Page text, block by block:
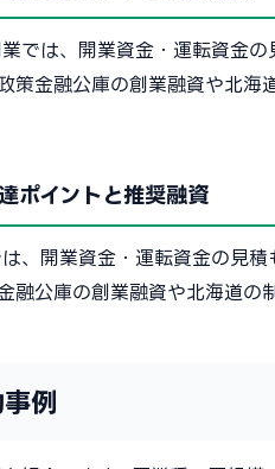
では、開業資金・運転資金
策金融公庫の創業融資や北
ポイントと推奨融資
、開業資金・運転資金の見
融公庫の創業融資や北海道
例